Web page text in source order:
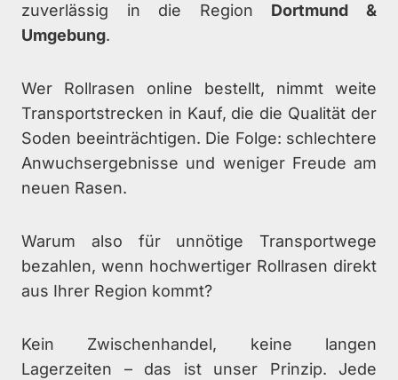
zuverlässig in die Region Dortmund &
Umgebung.
Wer Rollrasen online bestellt, nimmt weite
Transportstrecken in Kauf, die die Qualität der
Soden beeinträchtigen. Die Folge: schlechtere
Anwuchsergebnisse und weniger Freude am
neuen Rasen.
Warum also für unnötige Transportwege
bezahlen, wenn hochwertiger Rollrasen direkt
aus Ihrer Region kommt?
Kein Zwischenhandel, keine langen
Lagerzeiten – das ist unser Prinzip. Jede